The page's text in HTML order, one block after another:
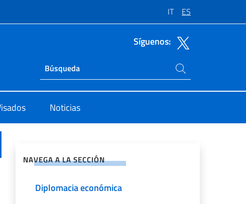
IT ES
Síguenos:
Ricerca sito live
Buscar en el sitio
Noticias
NAVEGA A LA SECCIÓN
Diplomacia económica